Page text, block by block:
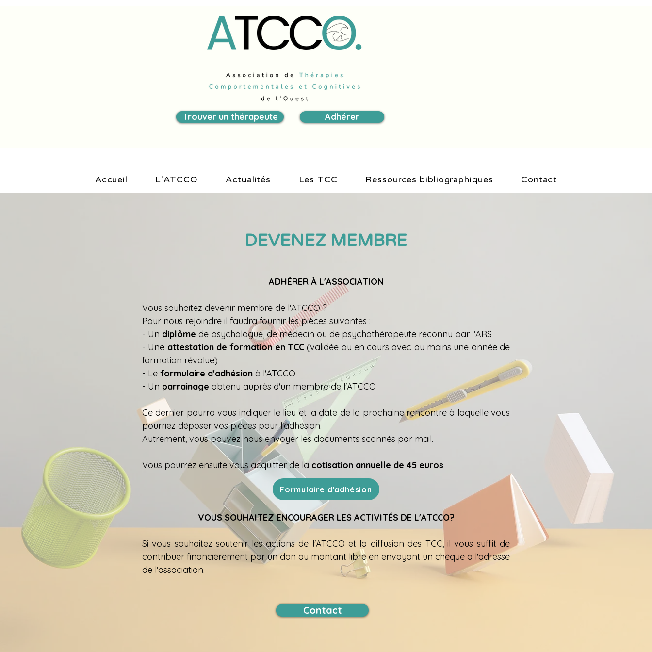
Trouver un thérapeute Adhérer
Accueil L'ATCCO Actualités Les TCC Ressources bibliographiques Contact
DEVENEZ MEMBRE
ADHÉRER À L'ASSOCIATION
Vous souhaitez devenir membre de l'ATCCO ?
Pour nous rejoindre il faudra fournir les pièces suivantes :
- Un diplôme de psychologue, de médecin ou de psychothérapeute reconnu par l'ARS
- Une attestation de formation en TCC(validée ou en cours avec au moins une année de
formation révolue)
​- Le formulaire d'adhésion à l'ATCCO
- Un parrainage obtenu auprès d'un membre de l'ATCCO
Ce dernier pourra vous indiquer le lieu et la date de la prochaine rencontre à laquelle vous
pourriez déposer vos pièces pour l'adhésion.
Autrement, vous pouvez nous envoyer les documents scannés par mail.
Vous pourrez ensuite vous acquitter de la cotisation annuelle de 45 euros
VOUS SOUHAITEZ ENCOURAGER LES ACTIVITÉS DE L'ATCCO?
Si vous souhaitez soutenir les actions de l'ATCCO et la diffusion des TCC, il vous suffit de
contribuer financièrement par un don au montant libre en envoyant un chèque à l'adresse
de l'association.
Contact
Formulaire d'adhésion